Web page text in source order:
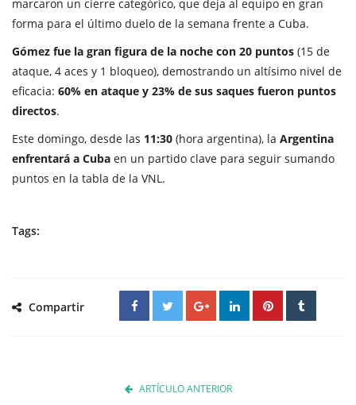
marcaron un cierre categórico, que deja al equipo en gran
forma para el último duelo de la semana frente a Cuba.
Gómez fue la gran figura de la noche con 20 puntos (15 de
ataque, 4 aces y 1 bloqueo), demostrando un altísimo nivel de
eficacia: 60% en ataque y 23% de sus saques fueron puntos
directos.
Este domingo, desde las 11:30 (hora argentina), la Argentina
enfrentará a Cuba en un partido clave para seguir sumando
puntos en la tabla de la VNL.
Tags:
Compartir
ARTÍCULO ANTERIOR